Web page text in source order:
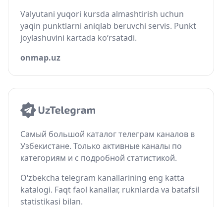
Valyutani yuqori kursda almashtirish uchun
yaqin punktlarni aniqlab beruvchi servis. Punkt
joylashuvini kartada ko‘rsatadi.
onmap.uz
Самый большой каталог телеграм каналов в
Узбекистане. Только активные каналы по
категориям и с подробной статистикой.
O‘zbekcha telegram kanallarining eng katta
katalogi. Faqt faol kanallar, ruknlarda va batafsil
statistikasi bilan.